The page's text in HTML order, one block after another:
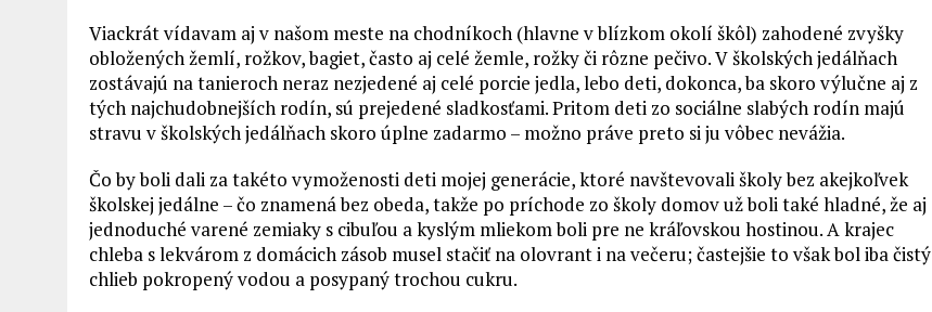
Viackrát vídavam aj v našom meste na chodníkoch (hlavne v blízkom okolí škôl) zahodené zvyšky
obložených žemlí, rožkov, bagiet, často aj celé žemle, rožky či rôzne pečivo. V školských jedálňach
zostávajú na tanieroch neraz nezjedené aj celé porcie jedla, lebo deti, dokonca, ba skoro výlučne aj z
tých najchudobnejších rodín, sú prejedené sladkosťami. Pritom deti zo sociálne slabých rodín majú
stravu v školských jedálňach skoro úplne zadarmo – možno práve preto si ju vôbec nevážia.
Čo by boli dali za takéto vymoženosti deti mojej generácie, ktoré navštevovali školy bez akejkoľvek
školskej jedálne – čo znamená bez obeda, takže po príchode zo školy domov už boli také hladné, že aj
jednoduché varené zemiaky s cibuľou a kyslým mliekom boli pre ne kráľovskou hostinou. A krajec
chleba s lekvárom z domácich zásob musel stačiť na olovrant i na večeru; častejšie to však bol iba čistý
chlieb pokropený vodou a posypaný trochou cukru.